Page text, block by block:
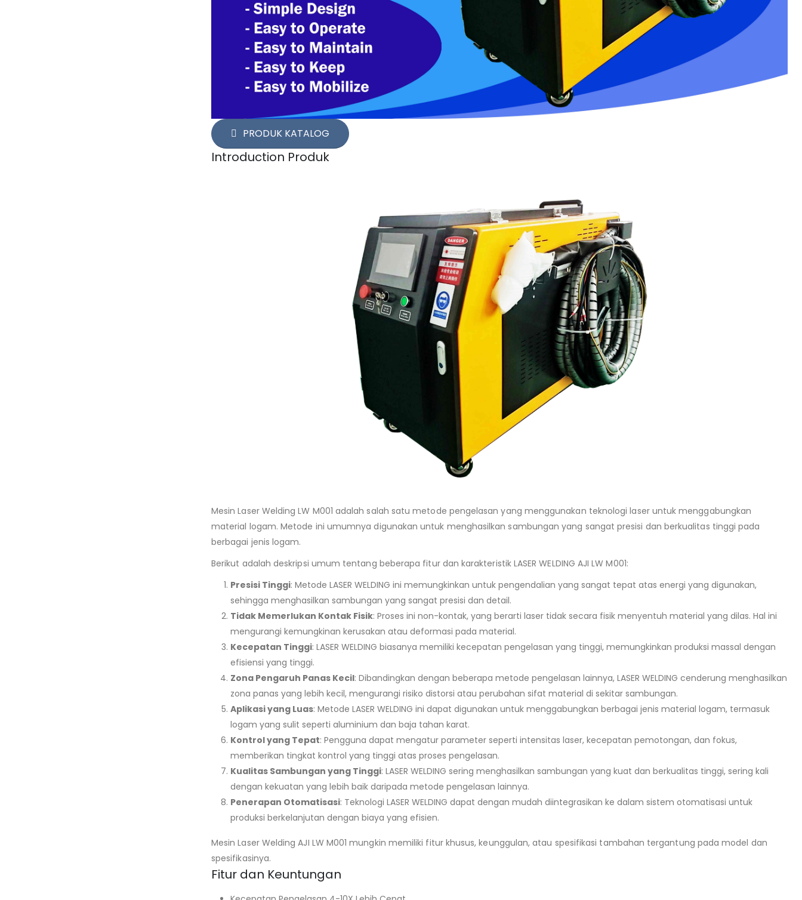
PRODUK KATALOG
Introduction Produk
Mesin Laser Welding LW M001 adalah salah satu metode pengelasan yang menggunakan teknologi laser untuk menggabungkan
material logam. Metode ini umumnya digunakan untuk menghasilkan sambungan yang sangat presisi dan berkualitas tinggi pada
berbagai jenis logam.
Berikut adalah deskripsi umum tentang beberapa fitur dan karakteristik LASER WELDING AJI LW M001:
Presisi Tinggi: Metode LASER WELDING ini memungkinkan untuk pengendalian yang sangat tepat atas energi yang digunakan,
sehingga menghasilkan sambungan yang sangat presisi dan detail.
Tidak Memerlukan Kontak Fisik: Proses ini non-kontak, yang berarti laser tidak secara fisik menyentuh material yang dilas. Hal ini
mengurangi kemungkinan kerusakan atau deformasi pada material.
Kecepatan Tinggi: LASER WELDING biasanya memiliki kecepatan pengelasan yang tinggi, memungkinkan produksi massal dengan
efisiensi yang tinggi.
Zona Pengaruh Panas Kecil: Dibandingkan dengan beberapa metode pengelasan lainnya, LASER WELDING cenderung menghasilkan
zona panas yang lebih kecil, mengurangi risiko distorsi atau perubahan sifat material di sekitar sambungan.
Aplikasi yang Luas: Metode LASER WELDING ini dapat digunakan untuk menggabungkan berbagai jenis material logam, termasuk
logam yang sulit seperti aluminium dan baja tahan karat.
Kontrol yang Tepat: Pengguna dapat mengatur parameter seperti intensitas laser, kecepatan pemotongan, dan fokus,
memberikan tingkat kontrol yang tinggi atas proses pengelasan.
Kualitas Sambungan yang Tinggi: LASER WELDING sering menghasilkan sambungan yang kuat dan berkualitas tinggi, sering kali
dengan kekuatan yang lebih baik daripada metode pengelasan lainnya.
Penerapan Otomatisasi: Teknologi LASER WELDING dapat dengan mudah diintegrasikan ke dalam sistem otomatisasi untuk
produksi berkelanjutan dengan biaya yang efisien.
Mesin Laser Welding AJI LW M001 mungkin memiliki fitur khusus, keunggulan, atau spesifikasi tambahan tergantung pada model dan
spesifikasinya.
Fitur dan Keuntungan